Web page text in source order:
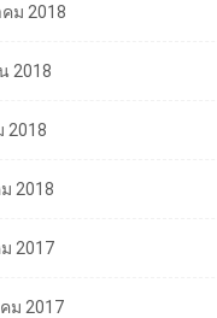
ม 2018
2018
2018
2018
2017
ม 2017